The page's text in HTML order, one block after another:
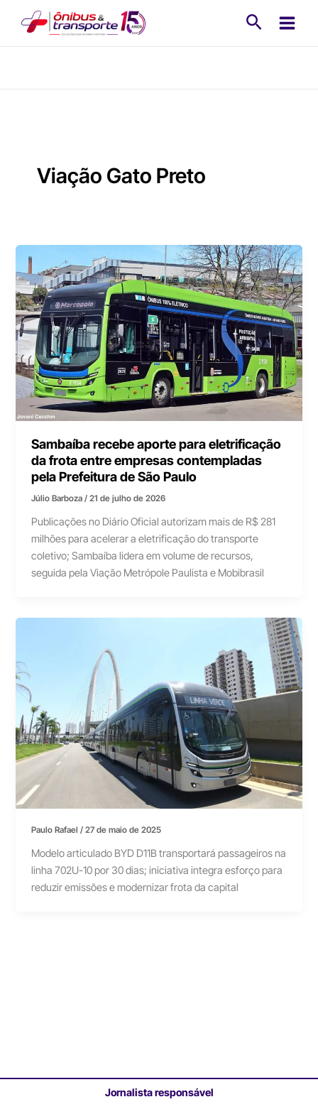
Viação Gato Preto
Sambaíba recebe aporte para eletrificação
da frota entre empresas contempladas
pela Prefeitura de São Paulo
Júlio Barboza/21 de julho de 2026
Publicações no Diário Oficial autorizam mais de R$ 281
milhões para acelerar a eletrificação do transporte
coletivo; Sambaíba lidera em volume de recursos,
seguida pela Viação Metrópole Paulista e Mobibrasil
Paulo Rafael/27 de maio de 2025
Modelo articulado BYD D11B transportará passageiros na
linha 702U-10 por 30 dias; iniciativa integra esforço para
reduzir emissões e modernizar frota da capital
Jornalista responsável